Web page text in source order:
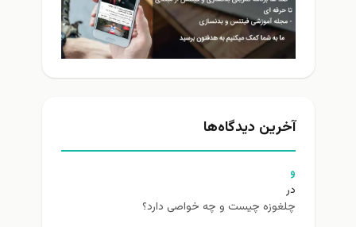
آخرین دیدگاه‌ها
و
در
چلغوزه چیست و چه خواصی دارد؟